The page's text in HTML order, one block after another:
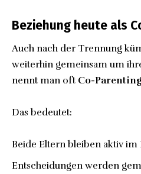
Beziehung heute als
Auch nach der Trennung
weiterhin gemeinsam um
nennt man oft Co-Parenting
Das bedeutet:
Beide Eltern bleiben aktiv
Entscheidungen werden